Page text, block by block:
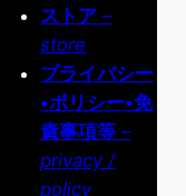
ストア –
store
プライバシー
•ポリシー•免
責事項等 –
privacy /
policy